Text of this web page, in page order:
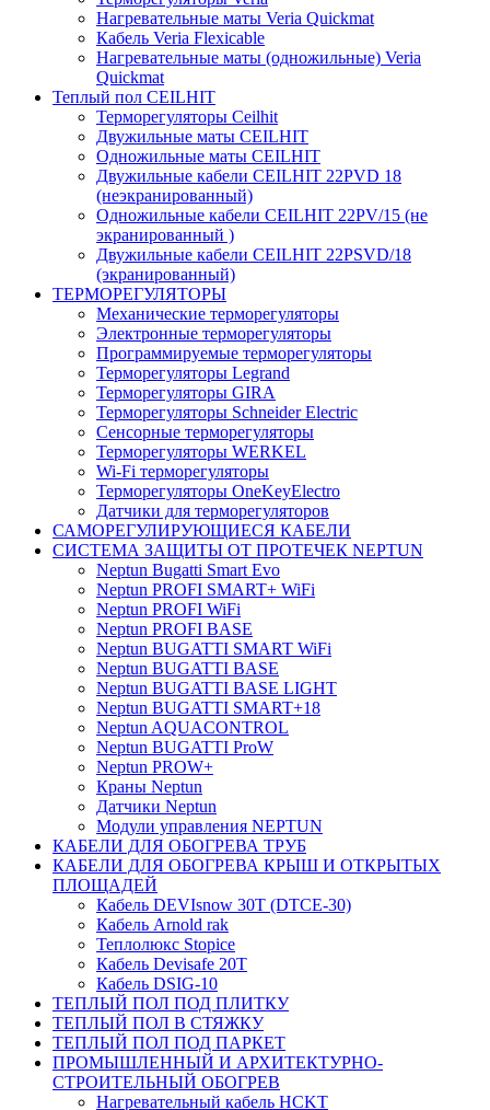
Нагревательные маты Veria Quickmat
Кабель Veria Flexicable
Нагревательные маты (одножильные) Veria
Quickmat
Теплый пол CEILHIT
Терморегуляторы Ceilhit
Двужильные маты CEILHIT
Одножильные маты CEILHIT
Двужильные кабели CEILHIT 22PVD 18
(неэкранированный)
Одножильные кабели CEILHIT 22PV/15 (не
экранированный )
Двужильные кабели CEILHIT 22PSVD/18
(экранированный)
ТЕРМОРЕГУЛЯТОРЫ
Механические терморегуляторы
Электронные терморегуляторы
Программируемые терморегуляторы
Терморегуляторы Legrand
Терморегуляторы GIRA
Терморегуляторы Schneider Electric
Сенсорные терморегуляторы
Терморегуляторы WERKEL
Wi-Fi терморегуляторы
Терморегуляторы OneKeyElectro
Датчики для терморегуляторов
САМОРЕГУЛИРУЮЩИЕСЯ КАБЕЛИ
СИСТЕМА ЗАЩИТЫ ОТ ПРОТЕЧЕК NEPTUN
Neptun Bugatti Smart Evo
Neptun PROFI SMART+ WiFi
Neptun PROFI WiFi
Neptun PROFI BASE
Neptun BUGATTI SMART WiFi
Neptun BUGATTI BASE
Neptun BUGATTI BASE LIGHT
Neptun BUGATTI SMART+18
Neptun AQUACONTROL
Neptun BUGATTI ProW
Neptun PROW+
Краны Neptun
Датчики Neptun
Модули управления NEPTUN
КАБЕЛИ ДЛЯ ОБОГРЕВА ТРУБ
КАБЕЛИ ДЛЯ ОБОГРЕВА КРЫШ И ОТКРЫТЫХ
ПЛОЩАДЕЙ
Кабель DEVIsnow 30Т (DTCE-30)
Кабель Arnold rak
Теплолюкс Stopice
Кабель Devisafe 20T
Кабель DSIG-10
ТЕПЛЫЙ ПОЛ ПОД ПЛИТКУ
ТЕПЛЫЙ ПОЛ В СТЯЖКУ
ТЕПЛЫЙ ПОЛ ПОД ПАРКЕТ
ПРОМЫШЛЕННЫЙ И АРХИТЕКТУРНО-
СТРОИТЕЛЬНЫЙ ОБОГРЕВ
Нагревательный кабель НCKТ